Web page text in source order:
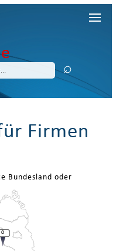
Firmen
Bundesland oder
0